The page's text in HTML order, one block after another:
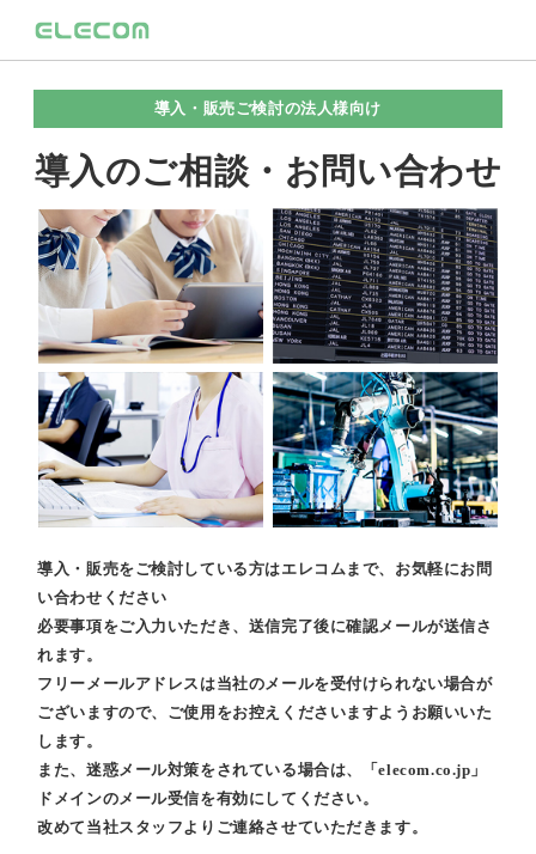
導入・販売ご検討の法人様向け
導入のご相談・お問い合わせ
導入・販売をご検討している方はエレコムまで、お気軽にお問
い合わせください
必要事項をご入力いただき、送信完了後に確認メールが送信さ
れます。
フリーメールアドレスは当社のメールを受付けられない場合が
ございますので、ご使用をお控えくださいますようお願いいた
します。
また、迷惑メール対策をされている場合は、「elecom.co.jp」
ドメインのメール受信を有効にしてください。
改めて当社スタッフよりご連絡させていただきます。